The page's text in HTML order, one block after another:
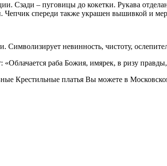
Сзади – пуговицы до кокетки. Рукава
Чепчик спереди также украшен вышивкой и
невинность, чистоту,
раба Божия, имярек, в ризу
Крестильные платья Вы можете в